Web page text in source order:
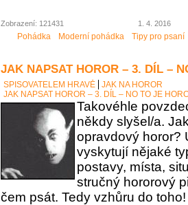
Zobrazení: 121431 1. 4. 2016
Pohádka Moderní pohádka Tipy pro psaní
JAK NAPSAT HOROR – 3. DÍL –
SPISOVATELEM HRAVĚ
JAK NA HOROR
JAK NAPSAT HOROR – 3. DÍL – NO TO JE
Takovéhle
někdy slyšel/a.
opravdový horor?
vyskytují nějaké
postavy, místa,
stručný hororový
čem psát. Tedy vzhůru do toho!